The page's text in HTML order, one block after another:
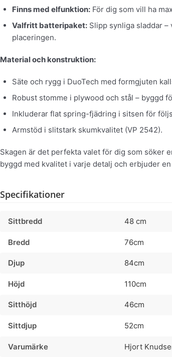
Finns med elfunktion: För dig som vill ha
Valfritt batteripaket: Slipp synliga sladdar
placeringen.
Material och konstruktion:
Säte och rygg i DuoTech med formgjuten
Robust stomme i plywood och stål – byggd
Inkluderar flat spring-fjädring i sitsen för
Armstöd i slitstark skumkvalitet (VP 2542).
Skagen är det perfekta valet för dig som söker
byggd med kvalitet i varje detalj och erbjuder
Specifikationer
Sittbredd 48 cm
Bredd 76cm
Djup 84cm
Höjd 110cm
Sitthöjd 46cm
Sittdjup 52cm
Varumärke Hjort